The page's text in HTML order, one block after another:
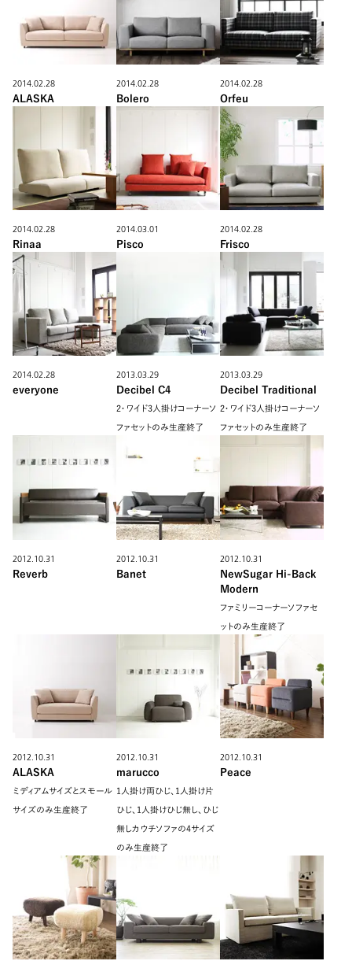
2014.02.28
ALASKA
2014.02.28
Bolero
2014.02.28
Orfeu
2014.02.28
Rinaa
2014.03.01
Pisco
2014.02.28
Frisco
2014.02.28
everyone
2013.03.29
Decibel C4
2・ワイド3人掛けコーナーソ
ファセットのみ生産終了
2013.03.29
Decibel Traditional
2・ワイド3人掛けコーナーソ
ファセットのみ生産終了
2012.10.31
Reverb
2012.10.31
Banet
2012.10.31
NewSugar Hi-Back
Modern
ファミリーコーナーソファセ
ットのみ生産終了
2012.10.31
ALASKA
ミディアムサイズとスモール
サイズのみ生産終了
2012.10.31
marucco
1人掛け両ひじ、1人掛け片
ひじ、1人掛けひじ無し、ひじ
無しカウチソファの4サイズ
のみ生産終了
2012.10.31
Peace